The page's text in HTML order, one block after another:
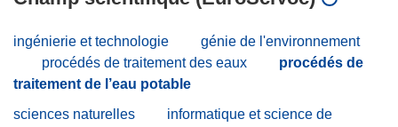
ingénierie et technologie
génie de l'environnement
procédés de traitement des eaux
procédés de
traitement de l’eau potable
sciences naturelles
informatique et science de